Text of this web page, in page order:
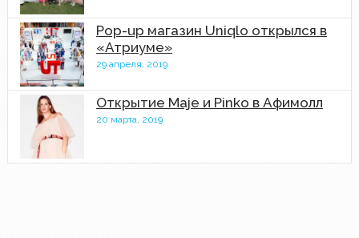
Pop-up магазин Uniqlo открылся в
«Атриуме»
29 апреля, 2019
Открытие Maje и Pinko в Афимолл
20 марта, 2019